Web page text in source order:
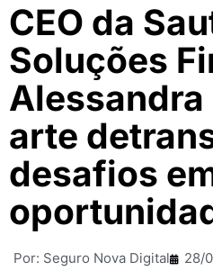
CEO da
Soluções
Alessandra
arte
desafios
Por: Seguro Nova Digital 28/